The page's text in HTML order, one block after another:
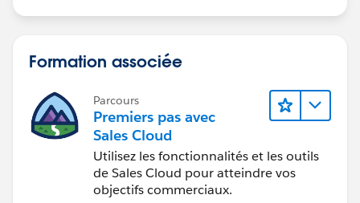
Formation associée
Parcours
Premiers pas avec
Sales Cloud
Utilisez les fonctionnalités et les outils
de Sales Cloud pour atteindre vos
objectifs commerciaux.